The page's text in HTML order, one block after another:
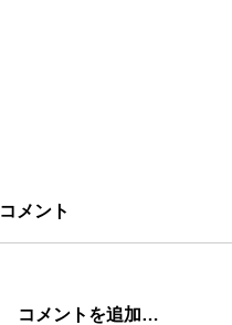
コメント
コメントを追加…